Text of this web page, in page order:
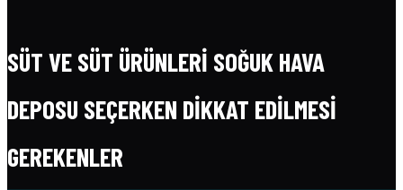
SÜT VE SÜT ÜRÜNLERI SOĞUK HAVA
DEPOSU SEÇERKEN DIKKAT EDILMESI
GEREKENLER